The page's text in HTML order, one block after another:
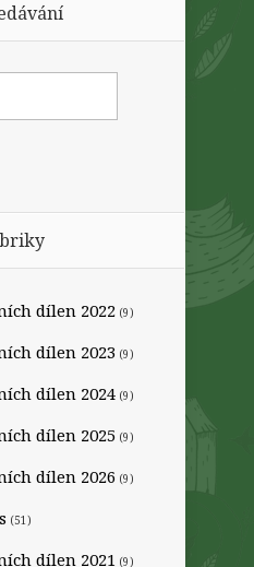
dílen 2022 (9)
dílen 2023 (9)
dílen 2024 (9)
dílen 2025 (9)
dílen 2026 (9)
(51)
dílen 2021 (9)